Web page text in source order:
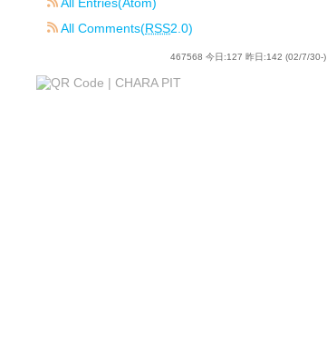
All Comments(RSS2.0)
467568 今日:127 昨日:142 (02/7/30-)